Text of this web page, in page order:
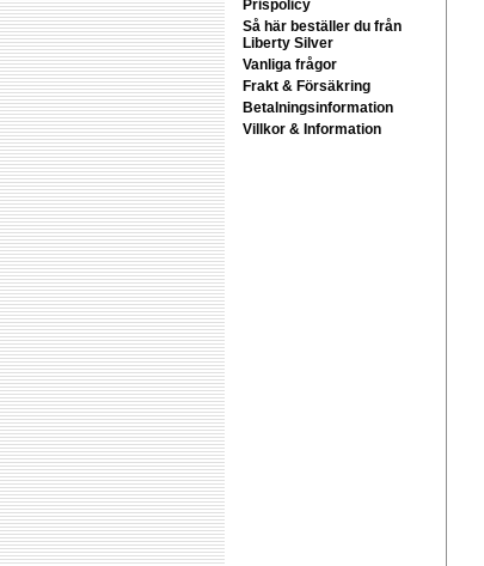
Prispolicy
Så här beställer du från
Liberty Silver
Vanliga frågor
Frakt & Försäkring
Betalningsinformation
Villkor & Information